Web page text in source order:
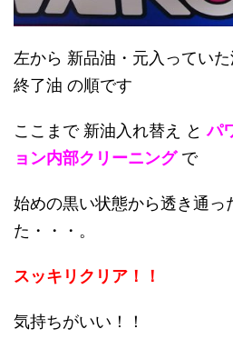
左から 新品油・元入ってい
終了油 の順です
ここまで 新油入れ替え とパ
ョン内部クリーニング で
始めの黒い状態から透き通っ
た・・・。
スッキリクリア！！
気持ちがいい！！